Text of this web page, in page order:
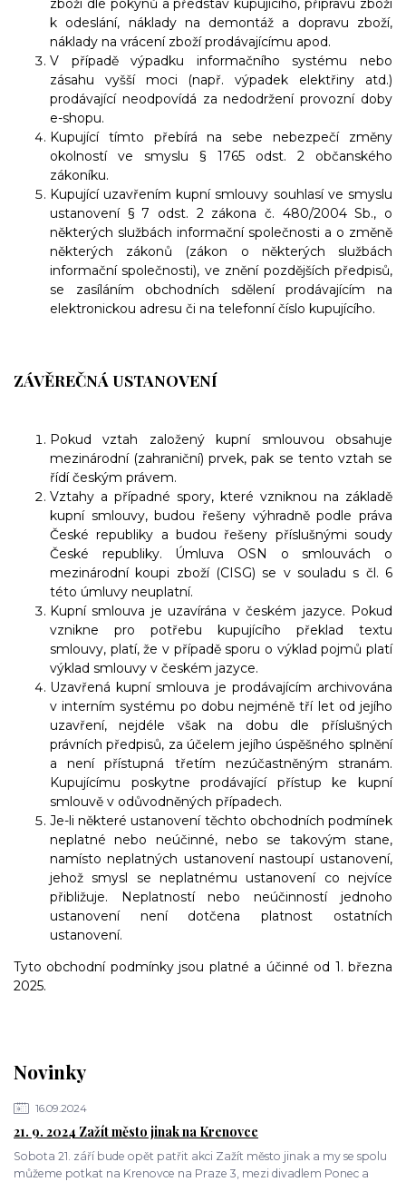
Novinky
16.09.2024
21. 9. 2024 Zažít město jinak na Krenovce
Sobota 21. září bude opět patřit akci Zažít město jinak a my se spolu
můžeme potkat na Krenovce na Praze 3, mezi divadlem Ponec a
zboží dle pokynů a představ kupujícího, přípravu zboží
k odeslání, náklady na demontáž a dopravu zboží,
náklady na vrácení zboží prodávajícímu apod.
V případě výpadku informačního systému nebo
zásahu vyšší moci (např. výpadek elektřiny atd.)
prodávající neodpovídá za nedodržení provozní doby
e-shopu.
Kupující tímto přebírá na sebe nebezpečí změny
okolností ve smyslu § 1765 odst. 2 občanského
zákoníku.
Kupující uzavřením kupní smlouvy souhlasí ve smyslu
ustanovení § 7 odst. 2 zákona č. 480/2004 Sb., o
některých službách informační společnosti a o změně
některých zákonů (zákon o některých službách
informační společnosti), ve znění pozdějších předpisů,
se zasíláním obchodních sdělení prodávajícím na
elektronickou adresu či na telefonní číslo kupujícího.
ZÁVĚREČNÁ USTANOVENÍ
Pokud vztah založený kupní smlouvou obsahuje
mezinárodní (zahraniční) prvek, pak se tento vztah se
řídí českým právem.
Vztahy a případné spory, které vzniknou na základě
kupní smlouvy, budou řešeny výhradně podle práva
České republiky a budou řešeny příslušnými soudy
České republiky. Úmluva OSN o smlouvách o
mezinárodní koupi zboží (CISG) se v souladu s čl. 6
této úmluvy neuplatní.
Kupní smlouva je uzavírána v českém jazyce. Pokud
vznikne pro potřebu kupujícího překlad textu
smlouvy, platí, že v případě sporu o výklad pojmů platí
výklad smlouvy v českém jazyce.
Uzavřená kupní smlouva je prodávajícím archivována
v interním systému po dobunejméně tří let od jejího
uzavření, nejdéle však na dobu dle příslušných
právních předpisů, za účelem jejího úspěšného splnění
a není přístupná třetím nezúčastněným stranám.
Kupujícímu poskytne prodávající přístup ke kupní
smlouvě v odůvodněných případech.
Je-li některé ustanovení těchto obchodních podmínek
neplatné nebo neúčinné, nebo se takovým stane,
namísto neplatných ustanovení nastoupí ustanovení,
jehož smysl se neplatnému ustanovení co nejvíce
přibližuje. Neplatností nebo neúčinností jednoho
ustanovení není dotčena platnost ostatních
ustanovení.
Tyto obchodní podmínky jsou platné a účinné od 1. března
2025.